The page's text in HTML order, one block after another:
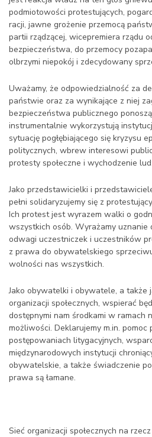
podmiotowości protestujących,
racji, jawne grożenie przemocą
partii rządzącej, wicepremiera rządu
bezpieczeństwa, do przemocy
olbrzymi niepokój i zdecydowany
Uważamy, że odpowiedzialność za
państwie oraz za wynikające z niej
bezpieczeństwa publicznego
instrumentalnie wykorzystują
sytuację pogłębiającego się kryzysu
politycznych, wbrew interesowi
protesty społeczne i wychodzenie
Jako przedstawicielki i
pełni solidaryzujemy się z
Ich protest jest wyrazem walki o
wszystkich osób. Wyrażamy
odwagi uczestniczek i uczestników
z prawa do obywatelskiego
wolności nas wszystkich.
Jako obywatelki i obywatele, a także
organizacji społecznych, wspierać
dostępnymi nam środkami w ramach
możliwości. Deklarujemy m.in. pomoc
postępowaniach litygacyjnych,
międzynarodowych instytucji
obywatelskie, a także świadczenie
prawa są łamane.
Sieć organizacji społecznych na